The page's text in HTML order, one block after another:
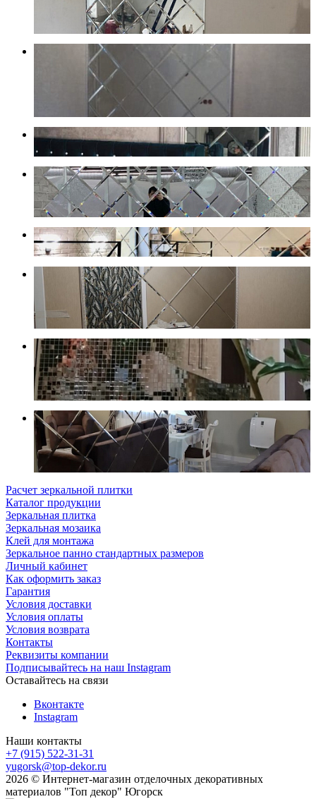
Расчет зеркальной плитки
Каталог продукции
Зеркальная плитка
Зеркальная мозаика
Клей для монтажа
Зеркальное панно стандартных размеров
Личный кабинет
Как оформить заказ
Гарантия
Условия доставки
Условия оплаты
Условия возврата
Контакты
Реквизиты компании
Подписывайтесь на наш Instagram
Оставайтесь на связи
Вконтакте
Instagram
Наши контакты
+7 (915) 522-31-31
yugorsk@top-dekor.ru
2026 © Интернет-магазин отделочных декоративных
материалов "Топ декор" Югорск